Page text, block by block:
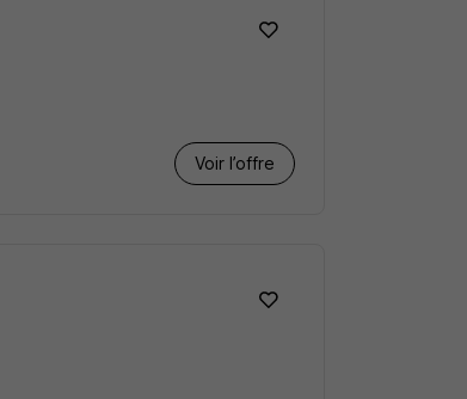
Voir l’offre